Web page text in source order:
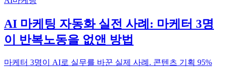
AI 마케팅 자동화 실전 사례: 마케터 3명
이 반복노동을 없앤 방법
마케터 3명이 AI로 실무를 바꾼 실제 사례. 콘텐츠 기획 95%